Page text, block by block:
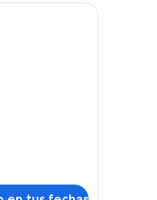
con cortinas.
blackout, sistema de